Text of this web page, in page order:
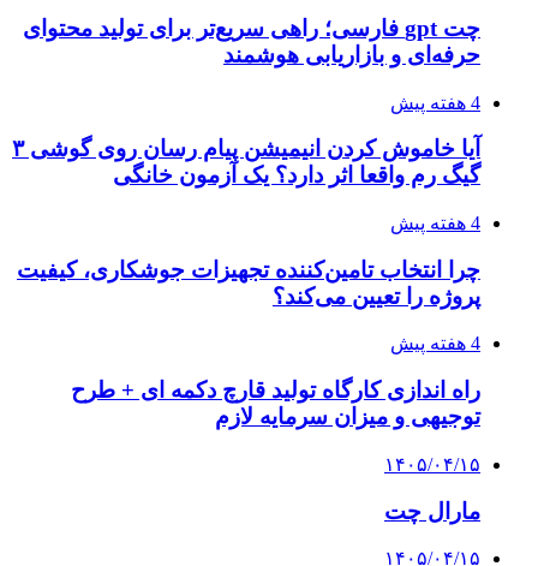
چت gpt فارسی؛ راهی سریع‌تر برای تولید محتوای
حرفه‌ای و بازاریابی هوشمند
4 هفته پیش
آیا خاموش کردن انیمیشن پیام رسان روی گوشی ۳
گیگ رم واقعا اثر دارد؟ یک آزمون خانگی
4 هفته پیش
چرا انتخاب تامین‌کننده تجهیزات جوشکاری، کیفیت
پروژه را تعیین می‌کند؟
4 هفته پیش
راه اندازی کارگاه تولید قارچ دکمه ای + طرح
توجیهی و میزان سرمایه لازم
۱۴۰۵/۰۴/۱۵
مارال چت
۱۴۰۵/۰۴/۱۵